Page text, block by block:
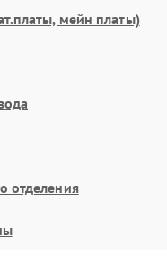
мейн платы)
отделения